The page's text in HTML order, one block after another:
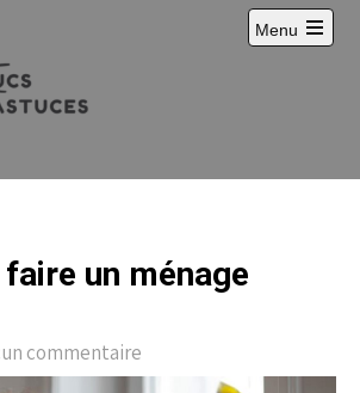
Menu
un ménage
commentaire